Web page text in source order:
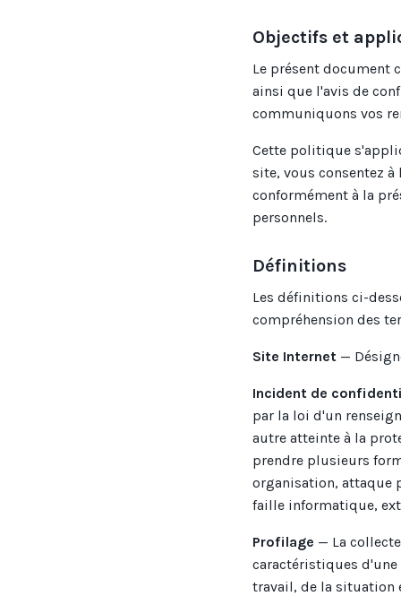
Objectifs et
Le présent document
ainsi que l'avis de
communiquons vos
Cette politique
site, vous consentez
conformément à la
personnels.
Définitions
Les définitions ci-
compréhension des
Site Internet —
Incident de
par la loi d'un
autre atteinte à la
prendre plusieurs
organisation, attaque
faille informatique,
Profilage — La
caractéristiques d'une
travail, de la situation